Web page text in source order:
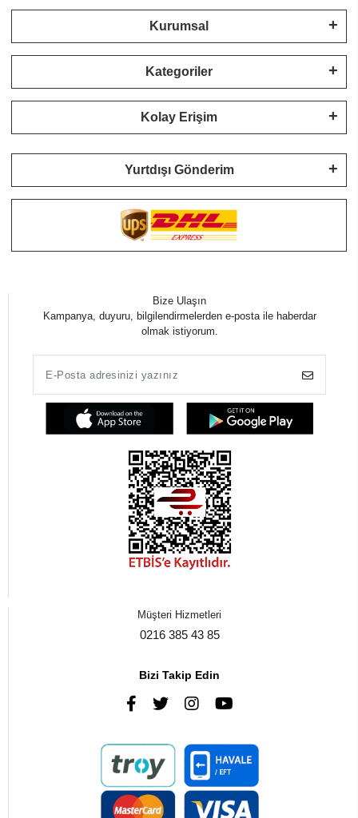
Kurumsal
Kategoriler
Kolay Erişim
Yurtdışı Gönderim
Bize Ulaşın
Kampanya, duyuru, bilgilendirmelerden e-posta ile haberdar
olmak istiyorum.
Müşteri Hizmetleri
0216 385 43 85
Bizi Takip Edin